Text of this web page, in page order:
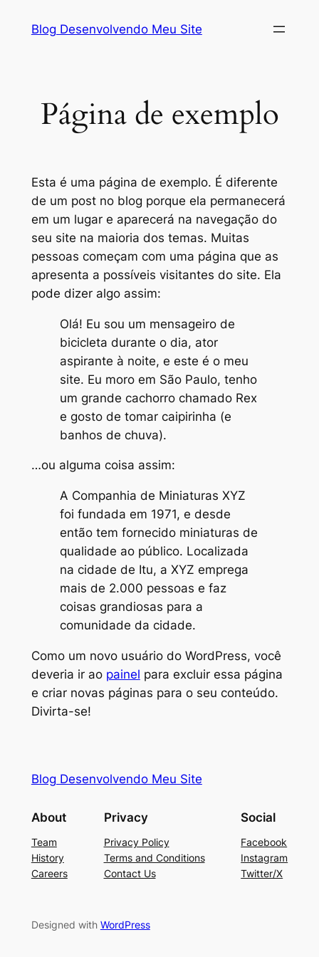
Blog Desenvolvendo Meu Site
Página de exemplo
Esta é uma página de exemplo. É diferente
de um post no blog porque ela permanecerá
em um lugar e aparecerá na navegação do
seu site na maioria dos temas. Muitas
pessoas começam com uma página que as
apresenta a possíveis visitantes do site. Ela
pode dizer algo assim:
Olá! Eu sou um mensageiro de
bicicleta durante o dia, ator
aspirante à noite, e este é o meu
site. Eu moro em São Paulo, tenho
um grande cachorro chamado Rex
e gosto de tomar caipirinha (e
banhos de chuva).
…ou alguma coisa assim:
A Companhia de Miniaturas XYZ
foi fundada em 1971, e desde
então tem fornecido miniaturas de
qualidade ao público. Localizada
na cidade de Itu, a XYZ emprega
mais de 2.000 pessoas e faz
coisas grandiosas para a
comunidade da cidade.
Como um novo usuário do WordPress, você
deveria ir ao painel para excluir essa página
e criar novas páginas para o seu conteúdo.
Divirta-se!
Blog Desenvolvendo Meu Site
About
Team
History
Careers
Privacy
Privacy Policy
Terms and Conditions
Contact Us
Social
Facebook
Instagram
Twitter/X
Designed with WordPress